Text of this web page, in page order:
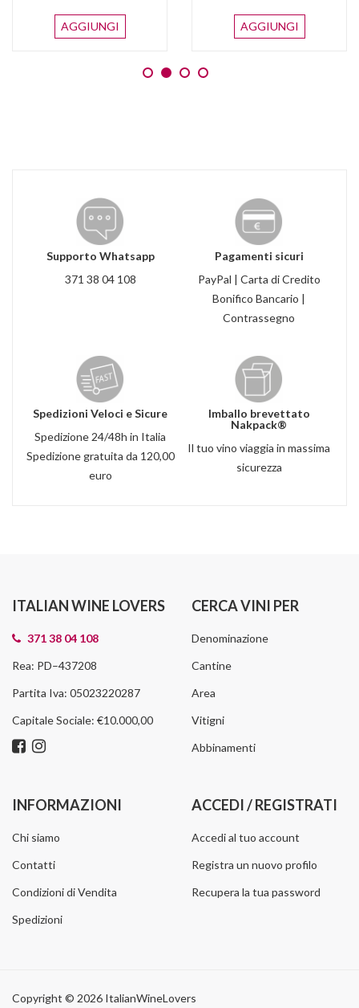
AGGIUNGI AGGIUNGI
Supporto Whatsapp
371 38 04 108
Pagamenti sicuri
PayPal | Carta di Credito
Bonifico Bancario |
Contrassegno
Spedizioni Veloci e Sicure
Spedizione 24/48h in Italia
Spedizione gratuita da 120,00
euro
Imballo brevettato
Nakpack®
Il tuo vino viaggia in massima
sicurezza
ITALIAN WINE LOVERS
371 38 04 108
Rea: PD–437208
Partita Iva: 05023220287
Capitale Sociale: €10.000,00
CERCA VINI PER
Denominazione
Cantine
Area
Vitigni
Abbinamenti
INFORMAZIONI
Chi siamo
Contatti
Condizioni di Vendita
Spedizioni
ACCEDI / REGISTRATI
Accedi al tuo account
Registra un nuovo profilo
Recupera la tua password
Copyright © 2026 ItalianWineLovers